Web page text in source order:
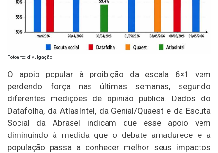
Fotoarte: divulgação
O apoio popular à proibição da escala 6×1 vem
perdendo força nas últimas semanas, segundo
diferentes medições de opinião pública. Dados do
Datafolha, da AtlasIntel, da Genial/Quaest e da Escuta
Social da Abrasel indicam que esse apoio vem
diminuindo à medida que o debate amadurece e a
população passa a conhecer melhor seus impactos